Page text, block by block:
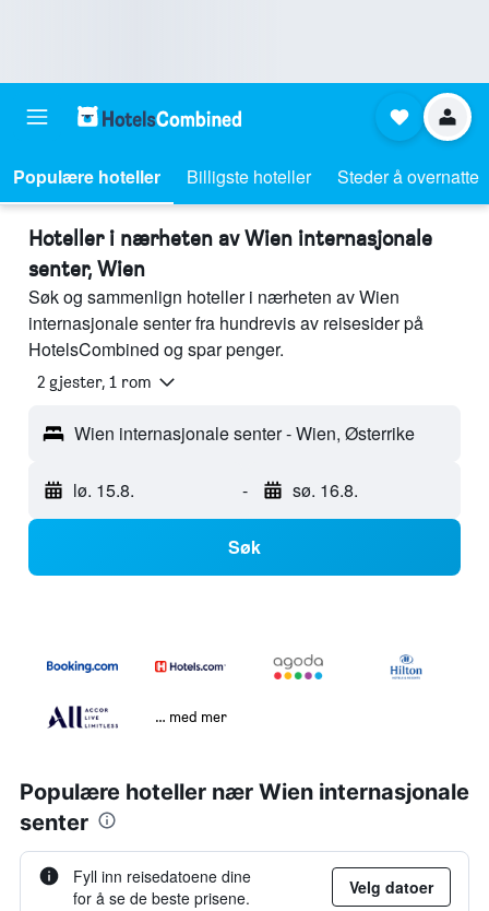
Populære hoteller Billigste hoteller Steder å overnatte
Hoteller i nærheten av Wien internasjonale
senter, Wien
Søk og sammenlign hoteller i nærheten av Wien
internasjonale senter fra hundrevis av reisesider på
HotelsCombined og spar penger.
2 gjester, 1 rom
Wien internasjonale senter - Wien, Østerrike
lø. 15.8. - sø. 16.8.
Søk
… med mer
Populære hoteller nær Wien internasjonale
senter
Fyll inn reisedatoene dine
for å se de beste prisene.
Velg datoer